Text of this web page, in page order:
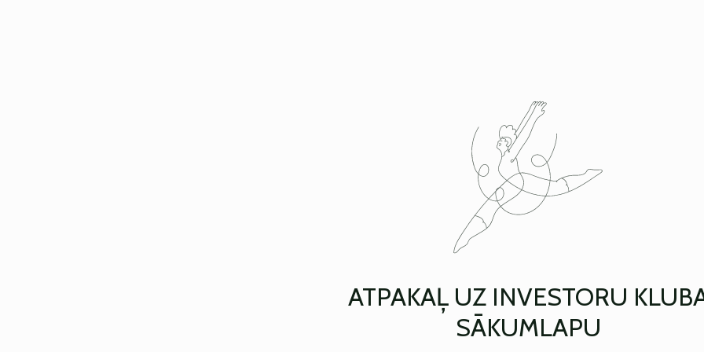
ATPAKAĻ UZ INVESTORU
SĀKUMLAPU